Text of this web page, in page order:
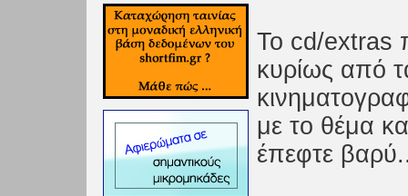
Το cd/extras
κυρίως από
με το θέμα
έπεφτε